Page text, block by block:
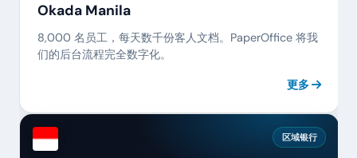
Okada Manila
8,000 名员工，每天数千份客人文档。PaperOffice 将我
们的后台流程完全数字化。
更多
区域银行